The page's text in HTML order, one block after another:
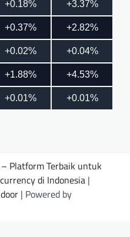
Platform Terbaik untuk
di Indonesia |
| Powered by